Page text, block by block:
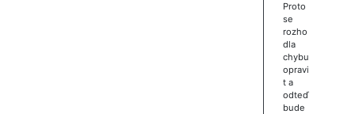
Proto
se
rozho
dla
chybu
opravi
t a
odteď
bude